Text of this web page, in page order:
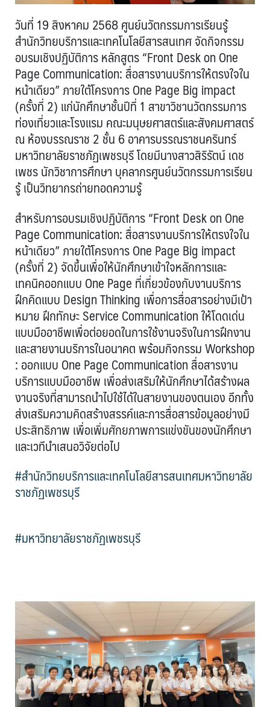
วันที่ 19 สิงหาคม 2568 ศูนย์นวัตกรรมการเรียนรู้
สำนักวิทยบริการและเทคโนโลยีสารสนเทศ จัดกิจกรรม
อบรมเชิงปฏิบัติการ หลักสูตร “Front Desk on One
Page Communication: สื่อสารงานบริการให้ตรงใจใน
หน้าเดียว” ภายใต้โครงการ One Page Big impact
(ครั้งที่ 2) แก่นักศึกษาชั้นปีที่ 1 สาขาวิชานวัตกรรมการ
ท่องเที่ยวและโรงแรม คณะมนุษยศาสตร์และสังคมศาสตร์
ณ ห้องบรรณราช 2 ชั้น 6 อาคารบรรณราชนครินทร์
มหาวิทยาลัยราชภัฏเพชรบุรี โดยมีนางสาวสิริรัตน์ เดช
เพชร นักวิชาการศึกษา บุคลากรศูนย์นวัตกรรมการเรียน
รู้ เป็นวิทยากรถ่ายทอดความรู้
สำหรับการอบรมเชิงปฏิบัติการ “Front Desk on One
Page Communication: สื่อสารงานบริการให้ตรงใจใน
หน้าเดียว” ภายใต้โครงการ One Page Big impact
(ครั้งที่ 2) จัดขึ้นเพื่อให้นักศึกษาเข้าใจหลักการและ
เทคนิคออกแบบ One Page ที่เกี่ยวข้องกับงานบริการ
ฝึกคิดแบบ Design Thinking เพื่อการสื่อสารอย่างมีเป้า
หมาย ฝึกทักษะ Service Communication ให้โดดเด่น
แบบมืออาชีพเพื่อต่อยอดในการใช้งานจริงในการฝึกงาน
และสายงานบริการในอนาคต พร้อมกิจกรรม Workshop
: ออกแบบ One Page Communication สื่อสารงาน
บริการแบบมืออาชีพ เพื่อส่งเสริมให้นักศึกษาได้สร้างผล
งานจริงที่สามารถนำไปใช้ได้ในสายงานของตนเอง อีกทั้ง
ส่งเสริมความคิดสร้างสรรค์และการสื่อสารข้อมูลอย่างมี
ประสิทธิภาพ เพื่อเพิ่มศักยภาพการแข่งขันของนักศึกษา
และเวทีนำเสนอวิจัยต่อไป
#สำนักวิทยบริการและเทคโนโลยีสารสนเทศมหาวิทยาลัย
ราชภัฏเพชรบุรี
#มหาวิทยาลัยราชภัฏเพชรบุรี